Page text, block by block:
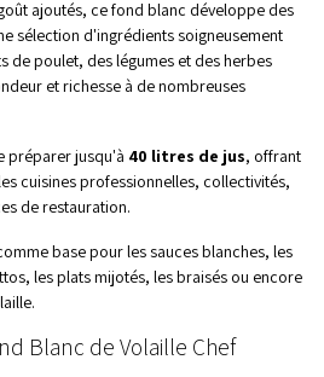
ajoutés, ce fond blanc développe des
sélection d'ingrédients soigneusement
de poulet, des légumes et des herbes
et richesse à de nombreuses
préparer jusqu'à 40 litres de jus, offrant
cuisines professionnelles, collectivités,
de restauration.
base pour les sauces blanches, les
les plats mijotés, les braisés ou encore
Blanc de Volaille Chef